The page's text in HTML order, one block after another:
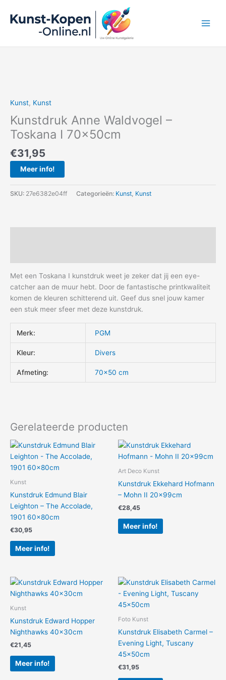
naar
Kunst, Kunst
Kunstdruk Anne Waldvogel –
Toskana I 70x50cm
€31,95
Meer info!
SKU: 27e6382e04ff Categorieën: Kunst Kunst
Met een Toskana I kunstdruk weet je zeker dat jij een eye-
catcher aan de muur hebt. Door de fantastische printkwaliteit
komen de kleuren schitterend uit. Geef dus snel jouw kamer
een stuk meer sfeer met deze kunstdruk.
Merk: PGM
Kleur: Divers
Afmeting: 70×50 cm
Gerelateerde producten
Kunst
Kunstdruk Edmund Blair
Leighton – The Accolade,
1901 60x80cm
€30,95
Meer info!
Art Deco Kunst
Kunstdruk Ekkehard Hofmann
– Mohn II 20x99cm
€28,45
Meer info!
Kunst
Kunstdruk Edward Hopper
Nighthawks 40x30cm
€21,45
Meer info!
Foto Kunst
Kunstdruk Elisabeth Carmel –
Evening Light, Tuscany
45x50cm
€31,95